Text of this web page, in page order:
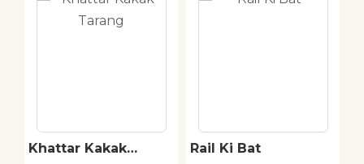
Khattar Kakak
Rail Ki Bat